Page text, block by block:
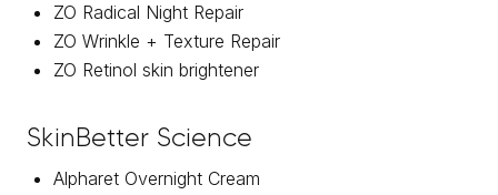
ZO Radical Night Repair
ZO Wrinkle + Texture Repair
ZO Retinol skin brightener
SkinBetter Science
Alpharet Overnight Cream